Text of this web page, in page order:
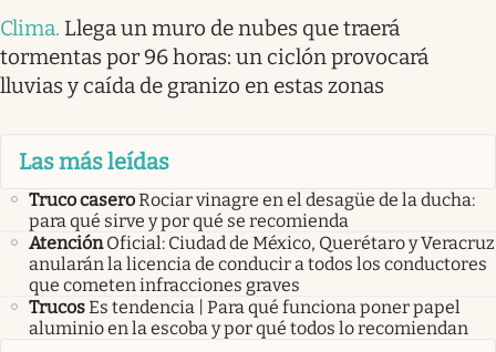
Clima. Llega un muro de nubes que traerá
tormentas por 96 horas: un ciclón provocará
lluvias y caída de granizo en estas zonas
Las más leídas
Truco caseroRociar vinagre en el desagüe de la ducha:
para qué sirve y por qué se recomienda
Atención Oficial: Ciudad de México, Querétaro y Veracruz
anularán la licencia de conducir a todos los conductores
que cometen infracciones graves
TrucosEs tendencia | Para qué funciona poner papel
aluminio en la escoba y por qué todos lo recomiendan